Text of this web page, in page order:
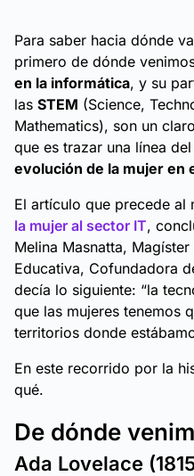
Para saber hacia dónde
primero de dónde
en la informática, y su
las STEM (Science,
Mathematics), son un
que es trazar una línea
evolución de la mujer en
El artículo que precede al
la mujer al sector IT,
Melina Masnatta,
Educativa, Cofundadora
decía lo siguiente: “la
que las mujeres tenemos
territorios donde
En este recorrido por la
qué.
De dónde
Ada Lovelace